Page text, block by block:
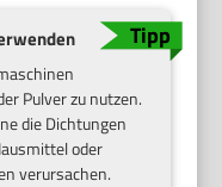
Pulver zu nutzen.
die Dichtungen
oder
verursachen.